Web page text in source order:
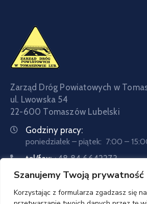
Szanujemy Twoją prywatność
Korzystając z formularza zgadzasz się
Zarząd Dróg Powiatowych w
ul. Lwowska 54
22-600 Tomaszów Lubelski
Godziny pracy:
poniedziałek – piątek: 7:00 –
tel/fax:+48 84 6642273
tel:+48 84 6642057
Email: